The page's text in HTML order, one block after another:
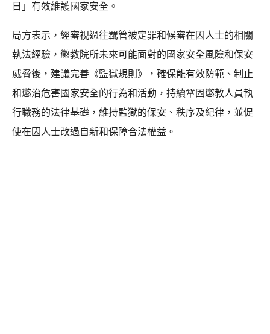
日」有效維護國家安全。
局方表示，經審視過往羈管被定罪和候審在囚人士的相關
執法經驗，懲教院所未來可能面對的國家安全風險和保安
威脅後，建議完善《監獄規則》，確保能有效防範、制止
和懲治危害國家安全的行為和活動，持續鞏固懲教人員執
行職務的法律基礎，維持監獄的保安、秩序及紀律，並促
使在囚人士改過自新和保障合法權益。